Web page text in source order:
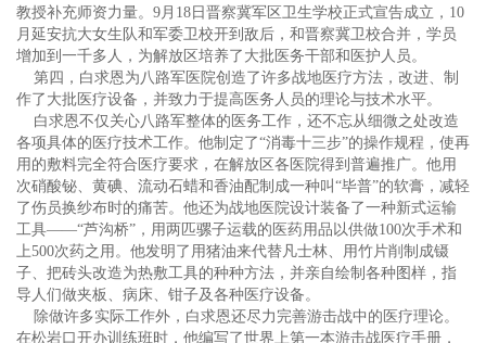
教授补充师资力量。9月18日晋察冀军区卫生学校正式宣告成立，10
月延安抗大女生队和军委卫校开到敌后，和晋察冀卫校合并，学员
增加到一千多人，为解放区培养了大批医务干部和医护人员。
第四，白求恩为八路军医院创造了许多战地医疗方法，改进、制
作了大批医疗设备，并致力于提高医务人员的理论与技术水平。
白求恩不仅关心八路军整体的医务工作，还不忘从细微之处改造
各项具体的医疗技术工作。他制定了“消毒十三步”的操作规程，使再
用的敷料完全符合医疗要求，在解放区各医院得到普遍推广。他用
次硝酸铋、黄碘、流动石蜡和香油配制成一种叫“毕普”的软膏，减轻
了伤员换纱布时的痛苦。他还为战地医院设计装备了一种新式运输
工具——“芦沟桥”，用两匹骡子运载的医药用品以供做100次手术和
上500次药之用。他发明了用猪油来代替凡士林、用竹片削制成镊
子、把砖头改造为热敷工具的种种方法，并亲自绘制各种图样，指
导人们做夹板、病床、钳子及各种医疗设备。
除做许多实际工作外，白求恩还尽力完善游击战中的医疗理论。
在松岩口开办训练班时，他编写了世界上第一本游击战医疗手册，